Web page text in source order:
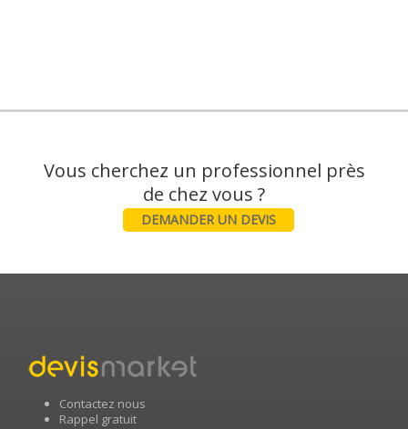
Vous cherchez un professionnel près
DEMANDER UN DEVIS
Contactez nous
Rappel gratuit